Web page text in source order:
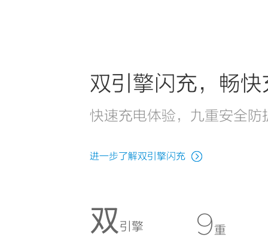
双引擎闪充，畅快
快速充电体验，九重安全防
进一步了解双引擎闪充
双 引擎 9重